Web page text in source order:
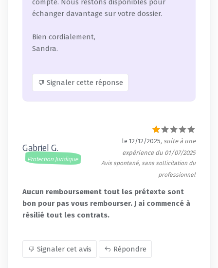
échanger davantage sur votre dossier.
Bien cordialement,
Sandra.
Signaler cette réponse
Gabriel G.
Protection Juridique
le 12/12/2025, suite à une
expérience du 01/07/2025
Avis spontané, sans sollicitation du
professionnel
Aucun remboursement tout les prétexte sont
bon pour pas vous rembourser. J ai commencé à
résilié tout les contrats.
Signaler cet avis Répondre